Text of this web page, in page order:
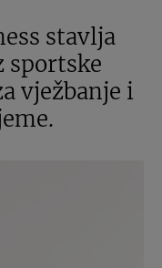
stavlja
sportske
vježbanje i